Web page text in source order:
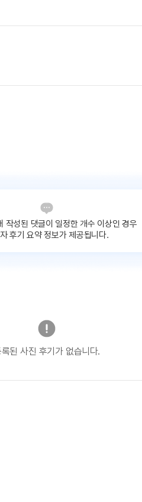
작성된 댓글이 일정한 개수 이상인 경우
후기 요약 정보가 제공됩니다.
된 사진 후기가 없습니다.